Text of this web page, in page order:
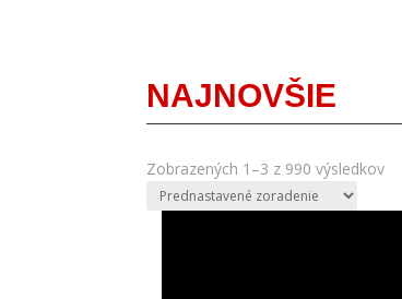
NAJNOVŠIE
Zobrazených 1–3 z 990 výsledkov